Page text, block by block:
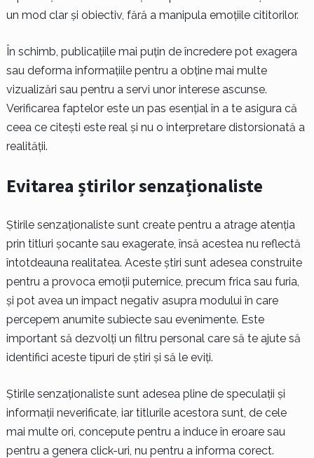
un mod clar și obiectiv, fără a manipula emoțiile cititorilor.
În schimb, publicațiile mai puțin de încredere pot exagera
sau deforma informațiile pentru a obține mai multe
vizualizări sau pentru a servi unor interese ascunse.
Verificarea faptelor este un pas esențial în a te asigura că
ceea ce citești este real și nu o interpretare distorsionată a
realității.
Evitarea știrilor senzaționaliste
Știrile senzaționaliste sunt create pentru a atrage atenția
prin titluri șocante sau exagerate, însă acestea nu reflectă
întotdeauna realitatea. Aceste știri sunt adesea construite
pentru a provoca emoții puternice, precum frica sau furia,
și pot avea un impact negativ asupra modului în care
percepem anumite subiecte sau evenimente. Este
important să dezvolți un filtru personal care să te ajute să
identifici aceste tipuri de știri și să le eviți.
Știrile senzaționaliste sunt adesea pline de speculații și
informații neverificate, iar titlurile acestora sunt, de cele
mai multe ori, concepute pentru a induce în eroare sau
pentru a genera click-uri, nu pentru a informa corect.